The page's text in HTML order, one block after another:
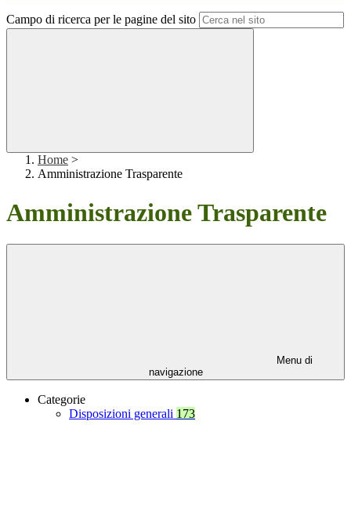
Campo di ricerca per le pagine del sito
Home >
Amministrazione Trasparente
Amministrazione Trasparente
Menu di
navigazione
Categorie
Disposizioni generali 173